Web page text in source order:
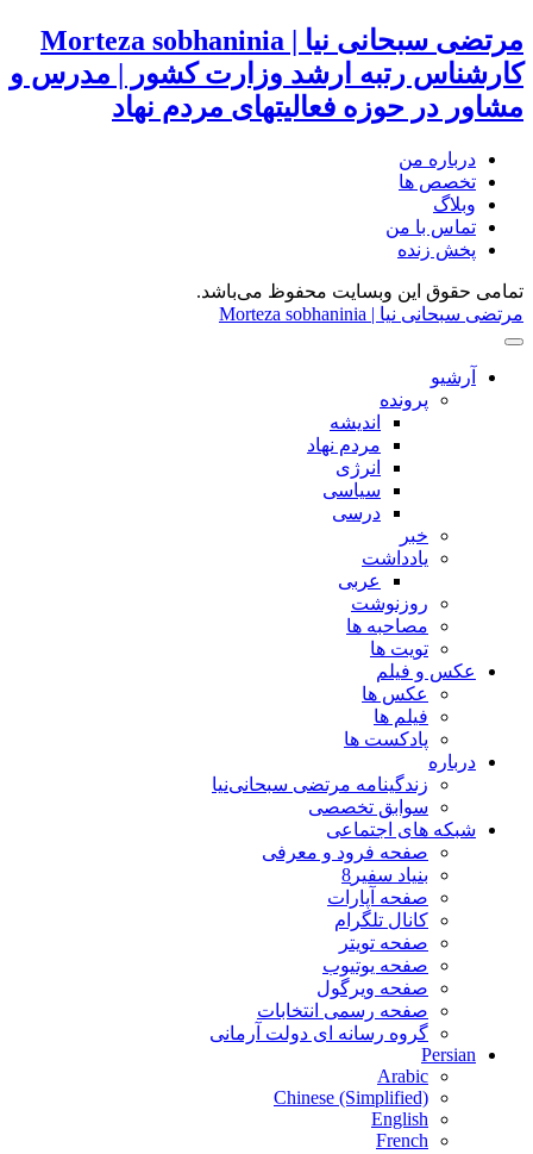
مرتضی سبحانی نیا | Morteza sobhaninia
کارشناس رتبه ارشد وزارت کشور | مدرس و
مشاور در حوزه فعالیتهای مردم نهاد
درباره من
تخصص ها
وبلاگ
تماس با من
پخش زنده
تمامی حقوق این وبسایت محفوظ می‌باشد.
مرتضی سبحانی نیا | Morteza sobhaninia
آرشیو
پرونده
اندیشه
مردم نهاد
انرژی
سیاسی
درسی
خبر
یادداشت
عربی
روزنوشت
مصاحبه ها
تویت ها
عکس و فیلم
عکس ها
فیلم ها
پادکست ها
درباره
زندگینامه مرتضی سبحانی‌نیا
سوابق تخصصی
شبکه های اجتماعی
صفحه فرود و معرفی
بنیاد سفیر8
صفحه آپارات
کانال تلگرام
صفحه تویتر
صفحه یوتیوب
صفحه ویرگول
صفحه رسمی انتخابات
گروه رسانه ای دولت آرمانی
Persian
Arabic
Chinese (Simplified)
English
French